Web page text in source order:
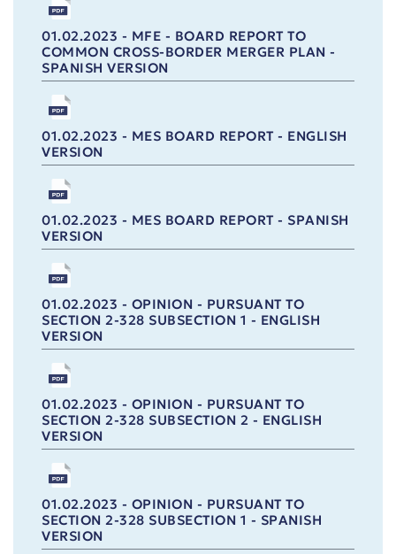
01.02.2023 - MFE - BOARD REPORT TO
COMMON CROSS-BORDER MERGER PLAN -
SPANISH VERSION
01.02.2023 - MES BOARD REPORT - ENGLISH
VERSION
01.02.2023 - MES BOARD REPORT - SPANISH
VERSION
01.02.2023 - OPINION - PURSUANT TO
SECTION 2-328 SUBSECTION 1 - ENGLISH
VERSION
01.02.2023 - OPINION - PURSUANT TO
SECTION 2-328 SUBSECTION 2 - ENGLISH
VERSION
01.02.2023 - OPINION - PURSUANT TO
SECTION 2-328 SUBSECTION 1 - SPANISH
VERSION